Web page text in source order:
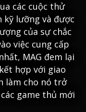
các cuộc thử
kỹ lưỡng và được
của sự chắc
việc cung cấp
MAG đem lại
hợp với giao
làm cho nó trở
game thủ mới